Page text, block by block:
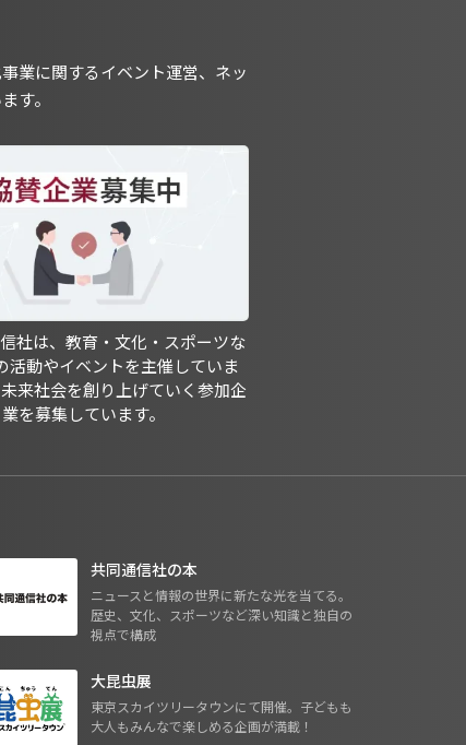
業に関するイベント運営、ネッ
す。
社は、教育・文化・スポーツな
活動やイベントを主催していま
来社会を創り上げていく参加企
業を募集しています。
共同通信社の本
ニュースと情報の世界に新たな光を当てる。
歴史、文化、スポーツなど深い知識と独自の
視点で構成
大昆虫展
東京スカイツリータウンにて開催。子どもも
大人もみんなで楽しめる企画が満載！